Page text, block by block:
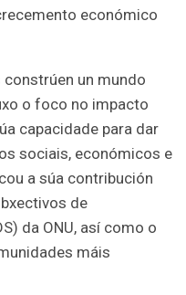
económico
un mundo
o foco no impacto
capacidade para dar
sociais, económicos e
a súa contribución
de
da ONU, así como o
máis